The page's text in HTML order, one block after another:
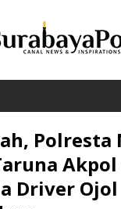
Polresta
Akpol
Driver